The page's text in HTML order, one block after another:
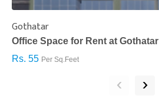
Gothatar
Office Space for Rent at Gothatar
Rs. 55 Per Sq.Feet
‹ ›